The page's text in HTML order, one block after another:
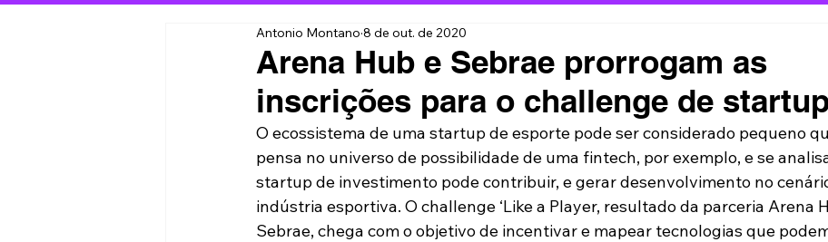
Arena Hub e Sebrae prorrogam as
inscrições para o challenge de
Antonio Montano 8 de out. de 2020
O ecossistema de uma startup de esporte pode ser considerado pequeno
pensa no universo de possibilidade de uma fintech, por exemplo, e se
startup de investimento pode contribuir, e gerar desenvolvimento no
indústria esportiva. O challenge ‘Like a Player, resultado da parceria Arena
Sebrae, chega com o objetivo de incentivar e mapear tecnologias que